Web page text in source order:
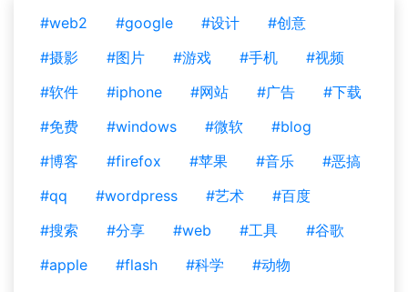
#web2 #google #设计
#创意
#摄影
#图片 #游戏 #手机
#视频
#软件
#iphone #网站 #广告
#下载
#免费
#windows #微软
#blog
#博客
#firefox #苹果 #音乐
#恶搞
#qq
#wordpress #艺术
#百度
#搜索
#分享 #web #工具
#谷歌
#apple
#flash #科学
#动物